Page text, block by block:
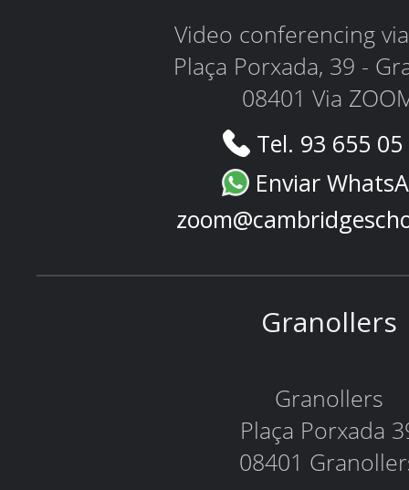
Video conferencing
Plaça Porxada, 39 -
08401 Via
Tel. 93 655
Enviar
Granollers
Granollers
Plaça Porxada
08401